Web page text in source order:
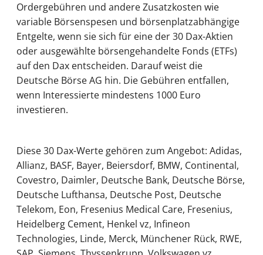
Ordergebühren und andere Zusatzkosten wie
variable Börsenspesen und börsenplatzabhängige
Entgelte, wenn sie sich für eine der 30 Dax-Aktien
oder ausgewählte börsengehandelte Fonds (ETFs)
auf den Dax entscheiden. Darauf weist die
Deutsche Börse AG hin. Die Gebühren entfallen,
wenn Interessierte mindestens 1000 Euro
investieren.
Diese 30 Dax-Werte gehören zum Angebot: Adidas,
Allianz, BASF, Bayer, Beiersdorf, BMW, Continental,
Covestro, Daimler, Deutsche Bank, Deutsche Börse,
Deutsche Lufthansa, Deutsche Post, Deutsche
Telekom, Eon, Fresenius Medical Care, Fresenius,
Heidelberg Cement, Henkel vz, Infineon
Technologies, Linde, Merck, Münchener Rück, RWE,